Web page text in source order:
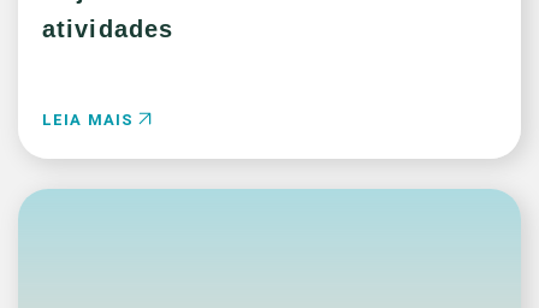
atividades
LEIA MAIS